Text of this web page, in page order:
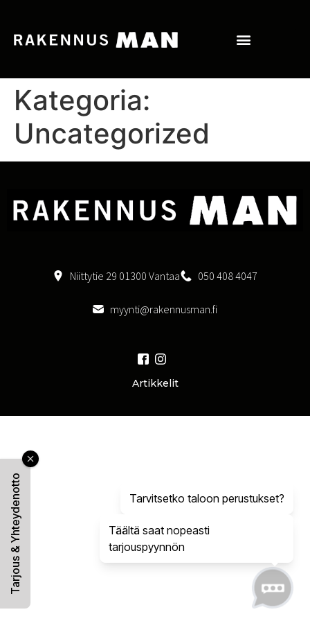
Tarvitsetko taloon perustukset?
Täältä saat nopeasti
tarjouspyynnön
Tarjous & Yhteydenotto
Kategoria:
Uncategorized
Niittytie 29 01300 Vantaa 050 408 4047
myynti@rakennusman.fi
Artikkelit